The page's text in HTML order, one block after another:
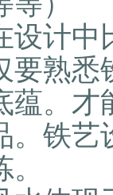
设计中
要熟悉
蕴。才
。铁艺
。